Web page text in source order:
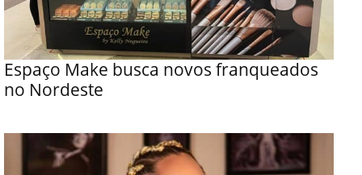
Espaço Make busca novos franqueados
no Nordeste